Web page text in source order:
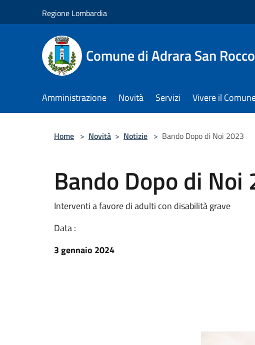
Regione Lombardia
Comune di Adrara San Rocco
Amministrazione Novità Servizi Vivere il
Home > Novità > Notizie > Bando Dopo di Noi 2023
Bando Dopo di Noi
Interventi a favore di adulti con disabilità grave
Data :
3 gennaio 2024